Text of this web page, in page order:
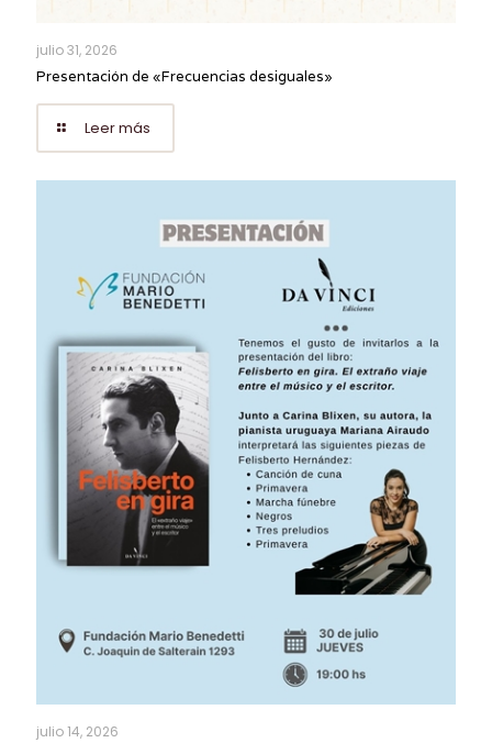
julio 31, 2026
Presentación de «Frecuencias desiguales»
Leer más
julio 14, 2026